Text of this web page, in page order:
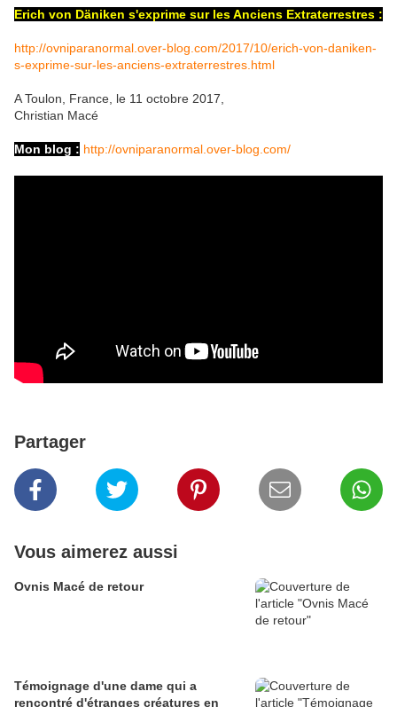
Erich von Däniken s'exprime sur les Anciens Extraterrestres :
http://ovniparanormal.over-blog.com/2017/10/erich-von-daniken-
s-exprime-sur-les-anciens-extraterrestres.html
A Toulon, France, le 11 octobre 2017,
Christian Macé
Mon blog : http://ovniparanormal.over-blog.com/
Partager
Vous aimerez aussi
Ovnis Macé de retour
Témoignage d'une dame qui a
rencontré d'étranges créatures en